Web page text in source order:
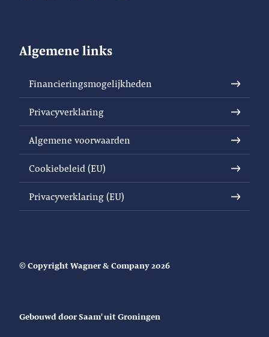
Algemene links
Financieringsmogelijkheden
Privacyverklaring
Algemene voorwaarden
Cookiebeleid (EU)
Privacyverklaring (EU)
© Copyright Wagner & Company 2026
Gebouwd door Saam' uit Groningen